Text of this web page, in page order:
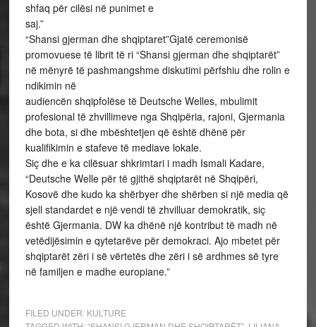
shfaq për cilësi në punimet e
saj.”
“Shansi gjerman dhe shqiptaret”Gjatë ceremonisë
promovuese të librit të ri “Shansi gjerman dhe shqiptarët”
në mënyrë të pashmangshme diskutimi përfshiu dhe rolin e
ndikimin në
audiencën shqipfolëse të Deutsche Welles, mbulimit
profesional të zhvillimeve nga Shqipëria, rajoni, Gjermania
dhe bota, si dhe mbështetjen që është dhënë për
kualifikimin e stafeve të mediave lokale.
Siç dhe e ka cilësuar shkrimtari i madh Ismali Kadare,
“Deutsche Welle për të gjithë shqiptarët në Shqipëri,
Kosovë dhe kudo ka shërbyer dhe shërben si një media që
sjell standardet e një vendi të zhvilluar demokratik, siç
është Gjermania. DW ka dhënë një kontribut të madh në
vetëdijësimin e qytetarëve për demokraci. Ajo mbetet për
shqiptarët zëri i së vërtetës dhe zëri i së ardhmes së tyre
në familjen e madhe europiane.”
FILED UNDER: KULTURE